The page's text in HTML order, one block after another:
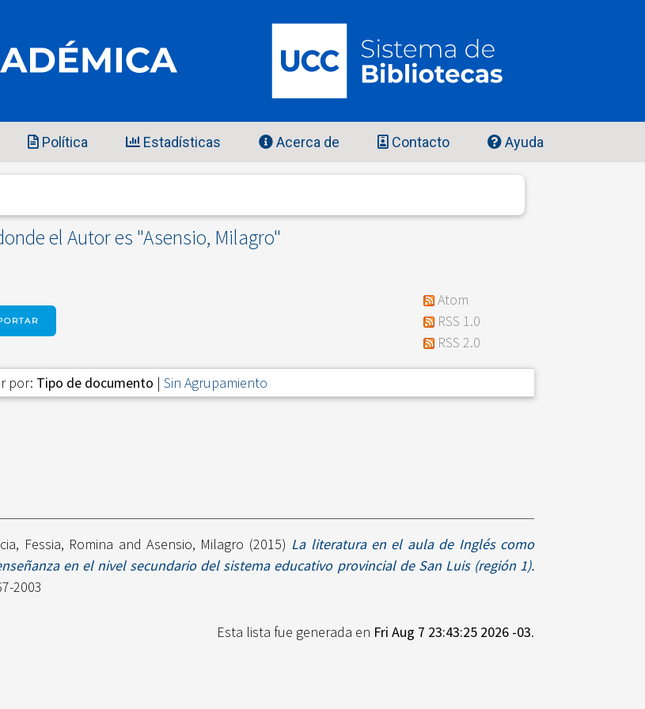
Política Estadísticas Acerca de Contacto Ayuda
el Autor es "Asensio, Milagro"
Atom
RSS 1.0
RSS 2.0
por: Tipo de documento | Sin Agrupamiento
, Fessia, Romina andAsensio, Milagro (2015) La literatura en el aula de Inglés como
en el nivel secundario del sistema educativo provincial de San Luis (región 1).
2003
Esta lista fue generada en Fri Aug 7 23:43:25 2026 -03.